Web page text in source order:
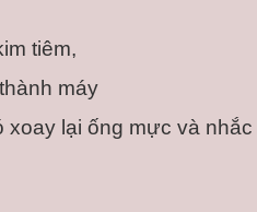
tiêm,
máy
lại ống mực và nhắc